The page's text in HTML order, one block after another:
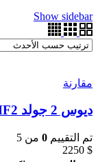
Show sidebar
مقارنة
ديوس 2 جولد HF2
تم التقييم 0 من 5
2250 $